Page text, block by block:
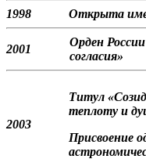
1998 Открыта
2001
Орден
согласия»
2003
Титул
теплоту и
Присвоение